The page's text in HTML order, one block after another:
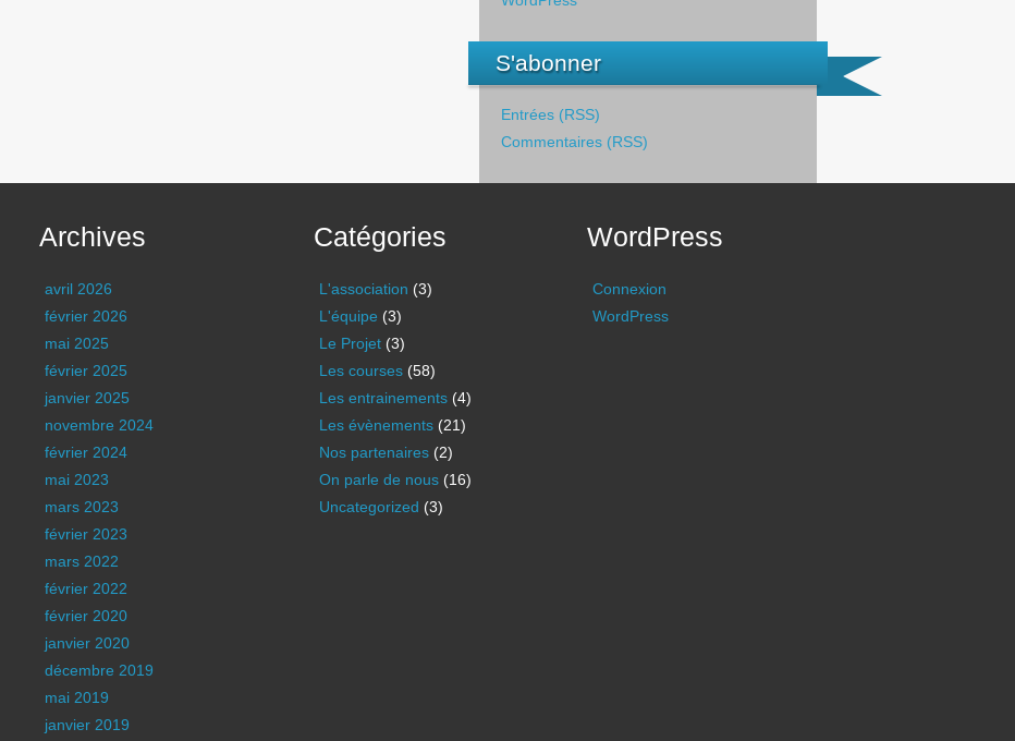
S'abonner
Entrées (RSS)
Commentaires (RSS)
Archives
avril 2026
février 2026
mai 2025
février 2025
janvier 2025
novembre 2024
février 2024
mai 2023
mars 2023
février 2023
mars 2022
février 2022
février 2020
janvier 2020
décembre 2019
mai 2019
janvier 2019
Catégories
L'association (3)
L'équipe (3)
Le Projet(3)
Les courses(58)
Les entrainements(4)
Les évènements(21)
Nos partenaires(2)
On parle de nous(16)
Uncategorized (3)
WordPress
Connexion
WordPress